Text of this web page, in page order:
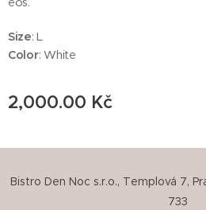
Size: L
Color: White
2,000.00 Kč
Bistro Den Noc s.r.o., Templová 7,
733